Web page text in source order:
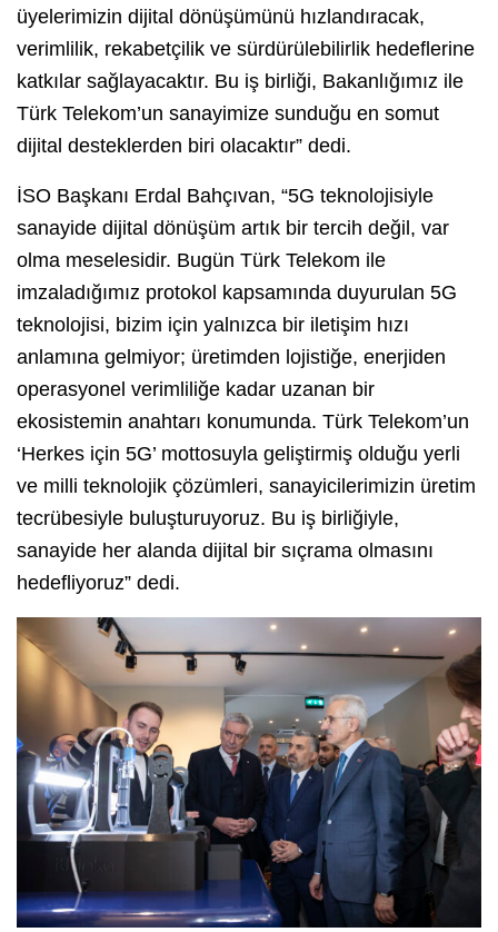
üyelerimizin dijital dönüşümünü hızlandıracak,
verimlilik, rekabetçilik ve sürdürülebilirlik hedeflerine
katkılar sağlayacaktır. Bu iş birliği, Bakanlığımız ile
Türk Telekom’un sanayimize sunduğu en somut
dijital desteklerden biri olacaktır” dedi.
İSO Başkanı Erdal Bahçıvan, “5G teknolojisiyle
sanayide dijital dönüşüm artık bir tercih değil, var
olma meselesidir. Bugün Türk Telekom ile
imzaladığımız protokol kapsamında duyurulan 5G
teknolojisi, bizim için yalnızca bir iletişim hızı
anlamına gelmiyor; üretimden lojistiğe, enerjiden
operasyonel verimliliğe kadar uzanan bir
ekosistemin anahtarı konumunda. Türk Telekom’un
‘Herkes için 5G’ mottosuyla geliştirmiş olduğu yerli
ve milli teknolojik çözümleri, sanayicilerimizin üretim
tecrübesiyle buluşturuyoruz. Bu iş birliğiyle,
sanayide her alanda dijital bir sıçrama olmasını
hedefliyoruz” dedi.